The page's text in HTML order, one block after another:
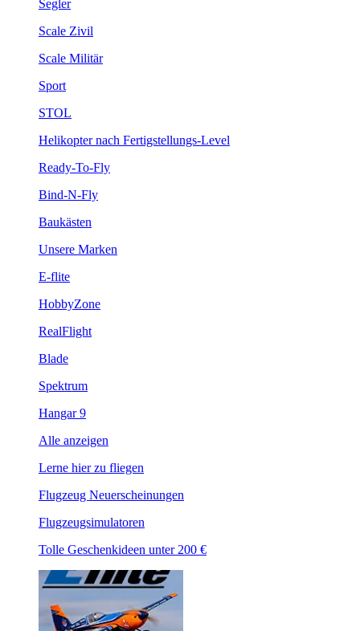
Segler
Scale Zivil
Scale Militär
Sport
STOL
Helikopter nach Fertigstellungs-Level
Ready-To-Fly
Bind-N-Fly
Baukästen
Unsere Marken
E-flite
HobbyZone
RealFlight
Blade
Spektrum
Hangar 9
Alle anzeigen
Lerne hier zu fliegen
Flugzeug Neuerscheinungen
Flugzeugsimulatoren
Tolle Geschenkideen unter 200 €